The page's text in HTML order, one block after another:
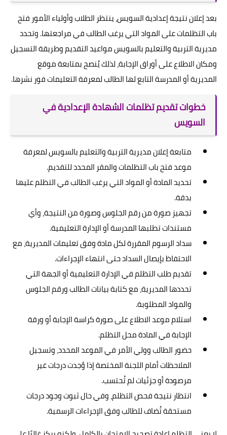
بعد إعلان نتيجة إعدادية السويس، ينتظر الطلاب وأولياء الأمور فتح
باب التظلمات على المواد التي يرغب الطالب في مراجعتها. وتحدد
مديرية التربية والتعليم بالسويس مواعيد التقديم وطريقة التسجيل
ومكان الاطلاع على أوراق الإجابة، لذلك يُنصح بمتابعة موقع
المديرية أو المدرسة التابع لها الطالب لمعرفة التعليمات فور نشرها.
خطوات تقديم تظلمات الشهادة الإعدادية في
السويس
متابعة إعلان مديرية التربية والتعليم بالسويس لمعرفة
موعد فتح باب التظلمات والمقر المحدد للتقديم.
تحديد المادة أو المواد التي يرغب الطالب في التظلم عليها
بدقة.
تجهيز صورة من رقم الجلوس وصورة من النتيجة، وأي
مستندات تطلبها المدرسة أو الإدارة التعليمية.
سداد الرسوم المقررة لكل مادة وفق تعليمات المديرية، مع
الاحتفاظ بإيصال السداد حتى انتهاء الإجراءات.
تقديم طلب التظلم في الإدارة التعليمية أو الجهة التي
تحددها المديرية، مع كتابة بيانات الطالب ورقم الجلوس
والمواد المطلوبة.
استلام موعد الاطلاع على صورة كراسة الإجابة أو ورقة
الإجابة في المادة محل التظلم.
حضور الطالب وولي الأمر في الموعد المحدد، وتسجيل
الملاحظات أمام اللجنة المختصة إذا وُجدت درجات غير
مرصودة أو جزئيات لم تُحتسب.
انتظار نتيجة فحص التظلم، وفي حال ثبوت وجود درجات
مستحقة تُضاف للطالب وفق الإجراءات الرسمية.